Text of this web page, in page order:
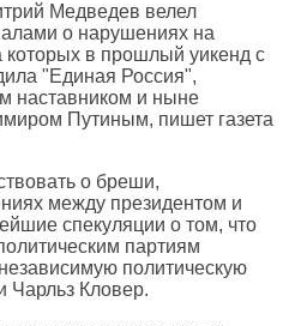
Медведев велел
о нарушениях на
в прошлый уикенд с
"Единая Россия",
наставником и ныне
Путиным, пишет газета
о бреши,
между президентом и
спекуляции о том, что
партиям
политическую
Чарльз Кловер.